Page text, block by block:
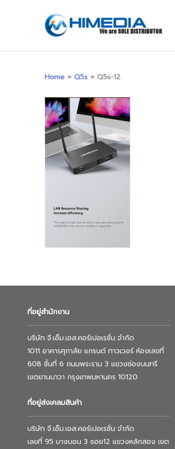
Home » Q5s » Q5s-12
ที่อยู่สำนักงาน
บริษัท จี.เอ็ม.เอส.คอร์เปอเรชั่น จำกัด
1011 อาคารศุภาลัย แกรนด์ ทาวเวอร์ ห้องเลขที่
608 ชั้นที่ 6 ถนนพระราม 3 แขวงช่องนนทรี
เขตยานนาวา กรุงเทพมหานคร 10120
ที่อยู่ส่งเคลมสินค้า
บริษัท จี.เอ็ม.เอส.คอร์เปอเรชั่น จำกัด
เลขที่ 95 บางบอน 3 ซอย12 แขวงหลักสอง เขต